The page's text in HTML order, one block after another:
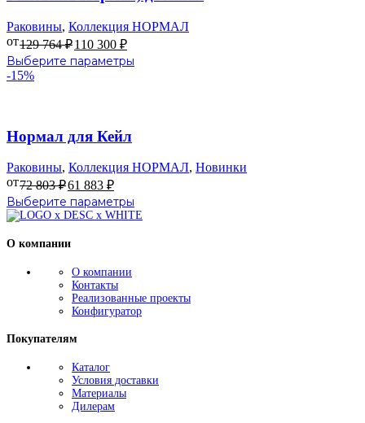
можно
выбрать
на
товара.
Раковины, Коллекция НОРМАЛ
от129 764₽110 300 ₽
Выберите параметры
выбрать
на
товара.
-15%
Нормал для Кейл
Раковины, Коллекция НОРМАЛ, Новинки
от72 803₽61 883 ₽
Выберите параметры
товар
выбрать
на
О компании
О компании
Контакты
Реализованные проекты
Конфигуратор
Покупателям
Каталог
Условия доставки
Материалы
Дилерам